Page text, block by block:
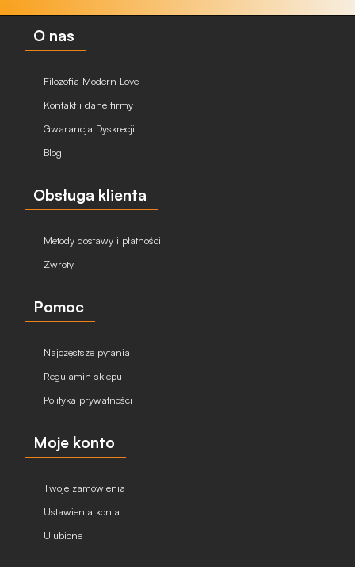
O nas
Filozofia Modern Love
Kontakt i dane firmy
Gwarancja Dyskrecji
Blog
Obsługa klienta
Metody dostawy i płatności
Zwroty
Pomoc
Najczęstsze pytania
Regulamin sklepu
Polityka prywatności
Moje konto
Twoje zamówienia
Ustawienia konta
Ulubione